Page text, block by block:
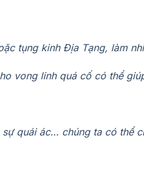
tụng kinh Địa Tạng, làm
vong linh quá cố có thể
quái ác… chúng ta có thể